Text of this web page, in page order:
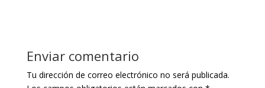
Enviar comentario
Tu dirección de correo electrónico no será publicada.